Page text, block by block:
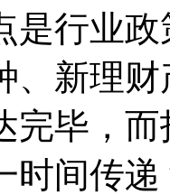
是行业
、新理
完毕，
时间传